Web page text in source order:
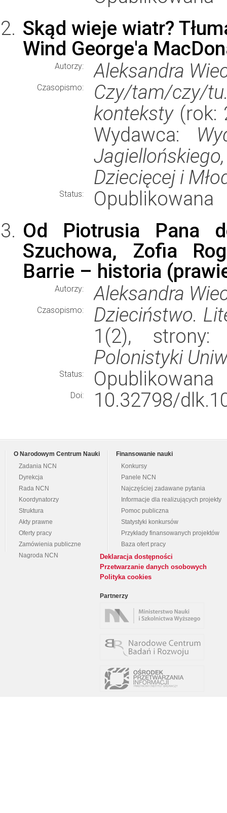
Skąd wieje wiatr?
Wind George'a
Autorzy: Aleksandra
Czasopismo:
Czy/tam/
konteksty(rok:
Wydawca:
Dziecięcej i
Status:
Opublikowana
Od Piotrusia Pana
Szuchowa, Zofia
Barrie – historia
Autorzy: Aleksandra
Czasopismo:
Dzieciństwo.
1(2),
Polonistyki
Status: Opublikowana
Doi: 10.32798/
O Narodowym Centrum Nauki
Zadania NCN
Dyrekcja
Rada NCN
Koordynatorzy
Struktura
Akty prawne
Oferty pracy
Zamówienia publiczne
Nagroda NCN
Finansowanie nauki
Konkursy
Panele NCN
Najczęściej zadawane pytania
Informacje dla realizujących projekty
Pomoc publiczna
Statystyki konkursów
Przykłady finansowanych projektów
Baza ofert pracy
Deklaracja dostępności
Przetwarzanie danych osobowych
Polityka cookies
Partnerzy